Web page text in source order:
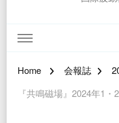
Home 会報誌
『共鳴磁場』2024年1・